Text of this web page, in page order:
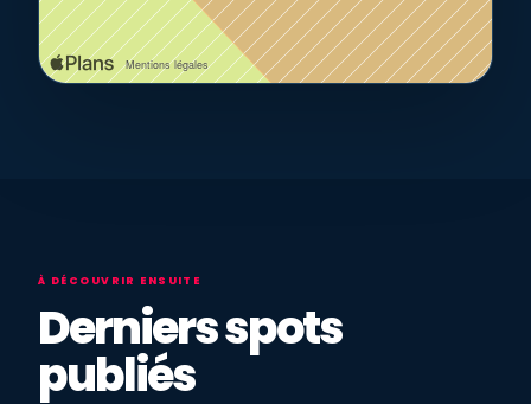
À DÉCOUVRIR ENSUITE
Derniers spots
publiés